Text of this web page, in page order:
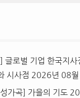
글로벌 기업 한국지사
시사점 2026년 08월
가곡] 가을의 기도